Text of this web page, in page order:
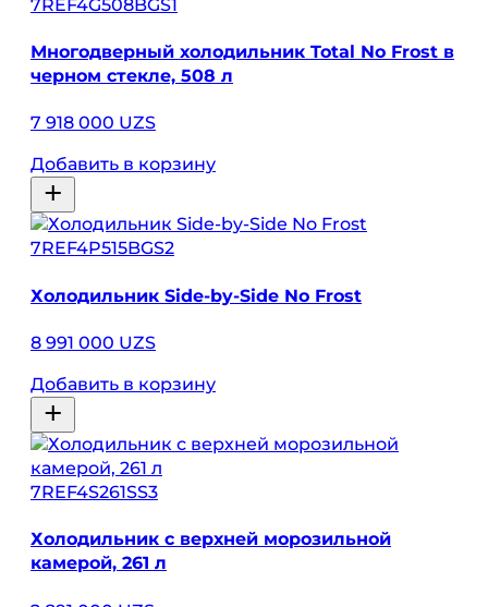
7REF4G508BGS1
Многодверный холодильник Total No Frost в
черном стекле, 508 л
7 918 000 UZS
Добавить в корзину
7REF4P515BGS2
Холодильник Side-by-Side No Frost
8 991 000 UZS
Добавить в корзину
7REF4S261SS3
Холодильник с верхней морозильной
камерой, 261 л